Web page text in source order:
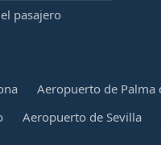
pasajero
Aeropuerto de Palma
Aeropuerto de Sevilla